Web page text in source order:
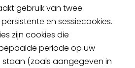
gebruik van twee
en sessiecookies.
zijn cookies die
periode op uw
(zoals aangegeven in